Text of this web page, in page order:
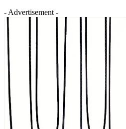
- Advertisement -